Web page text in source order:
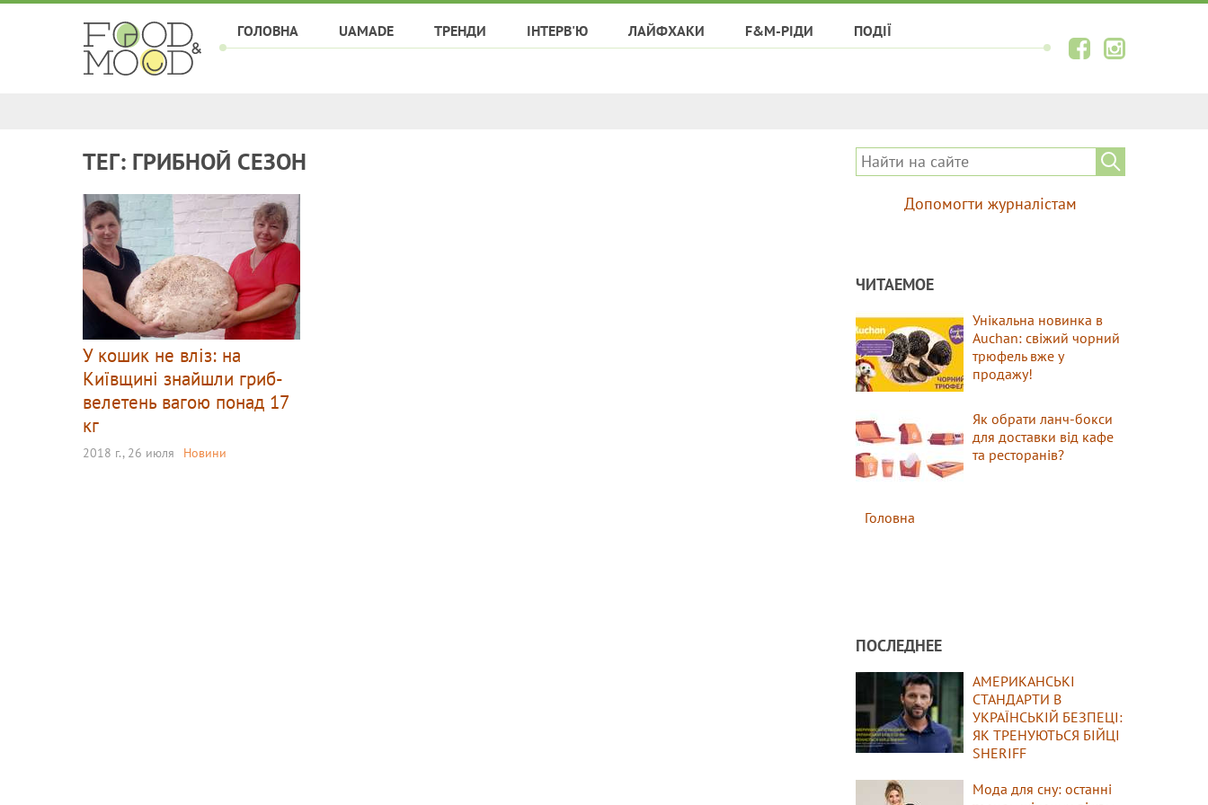
ГОЛОВНА UAMADE ТРЕНДИ ІНТЕРВ'Ю ЛАЙФХАКИ F&M-РІДИ ПОДІЇ
ТЕГ: ГРИБНОЙ СЕЗОН
У кошик не вліз: на
Київщині знайшли гриб-
велетень вагою понад 17
кг
2018 г., 26 июля Новини
Допомогти журналістам
ЧИТАЕМОЕ
Унікальна новинка в
Auchan: свіжий чорний
трюфель вже у
продажу!
Як обрати ланч-бокси
для доставки від кафе
та ресторанів?
Головна
ПОСЛЕДНЕЕ
АМЕРИКАНСЬКІ
СТАНДАРТИ В
УКРАЇНСЬКІЙ БЕЗПЕЦІ:
ЯК ТРЕНУЮТЬСЯ БІЙЦІ
SHERIFF
Мода для сну: останні